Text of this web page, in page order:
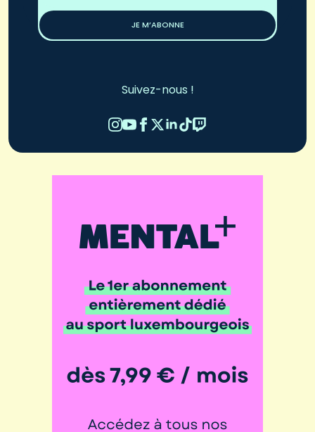
JE M’ABONNE
Suivez-nous !